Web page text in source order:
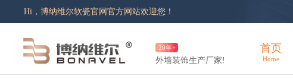
Hi，博纳维尔软瓷官网官方网站欢迎您！
20年+
外墙装饰生产厂家!
首页
Home